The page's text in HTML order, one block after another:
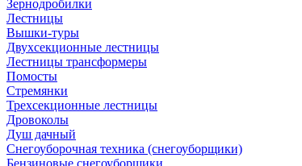
Зернодробилки
Лестницы
Вышки-туры
Двухсекционные лестницы
Лестницы трансформеры
Помосты
Стремянки
Трехсекционные лестницы
Дровоколы
Душ дачный
Снегоуборочная техника (снегоуборщики)
Бензиновые снегоуборщики